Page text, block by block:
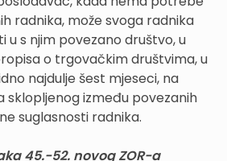
radnika, može svoga radnika
u s njim povezano društvo, u
o trgovačkim društvima, u
najdulje šest mjeseci, na
sklopljenog između povezanih
suglasnosti radnika.
45.-52. novog ZOR-a